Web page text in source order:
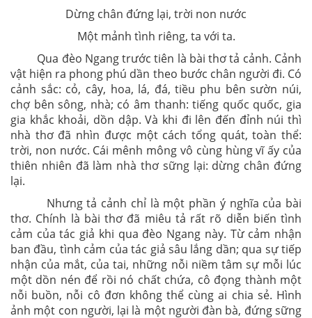
Dừng chân đứng lại, trời non nước
Một mảnh tình riêng, ta với ta.
Qua đèo Ngang trước tiên là bài thơ tả cảnh. Cảnh
vật hiện ra phong phú dần theo bước chân người đi. Có
cảnh sắc: cỏ, cây, hoa, lá, đá, tiều phu bên sườn núi,
chợ bên sông, nhà; có âm thanh: tiếng quốc quốc, gia
gia khắc khoải, dồn dập. Và khi đi lên đến đỉnh núi thì
nhà thơ đã nhìn được một cách tổng quát, toàn thể:
trời, non nước. Cái mênh mông vô cùng hùng vĩ ấy của
thiên nhiên đã làm nhà thơ sững lại: dừng chân đứng
lại.
Nhưng tả cảnh chỉ là một phần ý nghĩa của bài
thơ. Chính là bài thơ đã miêu tả rất rõ diễn biến tình
cảm của tác giả khi qua đèo Ngang này. Từ cảm nhận
ban đầu, tình cảm của tác giả sâu lắng dần; qua sự tiếp
nhận của mắt, của tai, những nỗi niềm tâm sự mỗi lúc
một dồn nén để rồi nó chất chứa, cô đọng thành một
nỗi buồn, nỗi cô đơn không thể cùng ai chia sẻ. Hình
ảnh một con người, lại là một người đàn bà, đứng sững